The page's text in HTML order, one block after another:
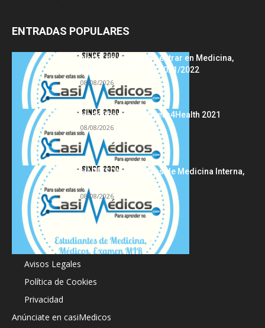
ENTRADAS POPULARES
Notas de corte para entrar en Medicina,
curso 2022/2023 vs 2021/2022
08/08/2026
Hackathon Innomakers4Health 2021
08/08/2026
HARRISON Principios de Medicina Interna,
08/08/2026
Acerca de
Avisos Legales
Política de Cookies
Privacidad
Anúnciate en casiMedicos